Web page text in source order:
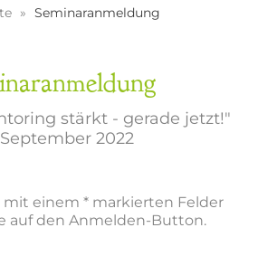
Seminaranmeldung
stärkt - gerade jetzt!"
September 2022
mit einem * markierten Felder
auf den Anmelden-Button.